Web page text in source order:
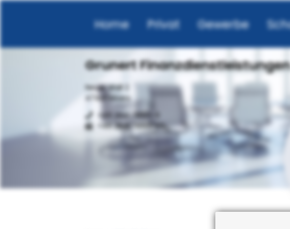
Home Privat Gewerbe
Grunert
Neuer Wall 2
47441 Moers
+49 2841 78165-0
+49 2841 78165-99